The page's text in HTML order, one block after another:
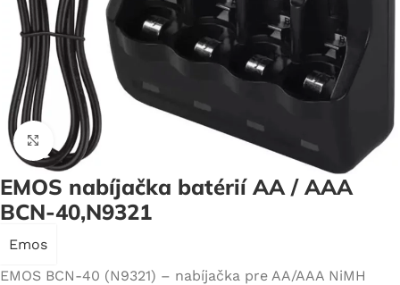
Click to enlarge
EMOS nabíjačka batérií AA / AAA
BCN-40,N9321
Emos
EMOS BCN-40 (N9321) – nabíjačka pre AA/AAA NiMH